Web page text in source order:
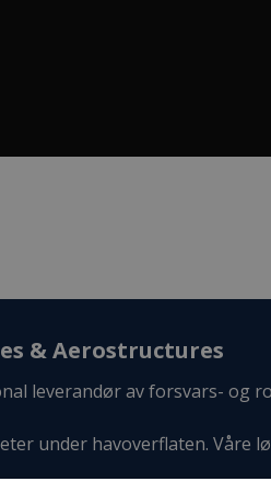
& Aerostructures
leverandør av forsvars- og
under havoverflaten. Våre